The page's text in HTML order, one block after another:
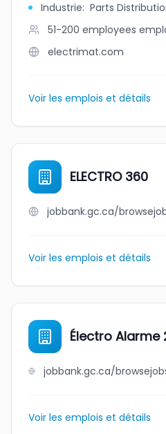
Industrie: Parts
51-200 employees
electrimat.com
Voir les emplois et détails
ELECTRO 360
Voir les emplois et détails
Électro Alarme
Voir les emplois et détails